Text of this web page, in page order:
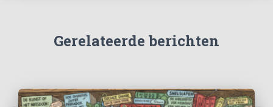
Gerelateerde berichten